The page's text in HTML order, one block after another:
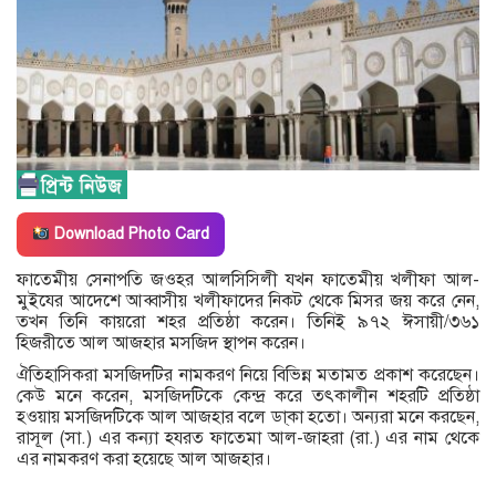
Download Photo Card
ফাতেমীয় সেনাপতি জওহর আলসিসিলী যখন ফাতেমীয় খলীফা আল-
মুইযের আদেশে আব্বাসীয় খলীফাদের নিকট থেকে মিসর জয় করে নেন,
তখন তিনি কায়রো শহর প্রতিষ্ঠা করেন। তিনিই ৯৭২ ঈসায়ী/৩৬১
হিজরীতে আল আজহার মসজিদ স্থাপন করেন।
ঐতিহাসিকরা মসজিদটির নামকরণ নিয়ে বিভিন্ন মতামত প্রকাশ করেছেন।
কেউ মনে করেন, মসজিদটিকে কেন্দ্র করে তৎকালীন শহরটি প্রতিষ্ঠা
হওয়ায় মসজিদটিকে আল আজহার বলে ডা্কা হতো। অন্যরা মনে করছেন,
রাসূল (সা.) এর কন্যা হযরত ফাতেমা আল-জাহরা (রা.) এর নাম থেকে
এর নামকরণ করা হয়েছে আল আজহার।